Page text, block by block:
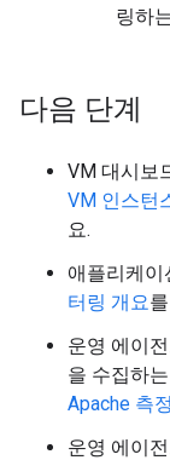
링하
다음 단계
VM 대시보
VM 인스턴
요.
애플리케이
터링 개요
운영 에이
을 수집하
Apache 측
운영 에이